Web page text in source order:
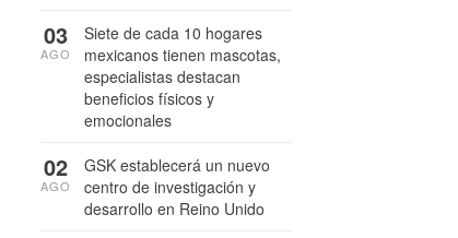
Siete de cada 10 hogares
mexicanos tienen mascotas,
especialistas destacan
beneficios físicos y
emocionales
03
AGO
GSK establecerá un nuevo
centro de investigación y
desarrollo en Reino Unido
02
AGO